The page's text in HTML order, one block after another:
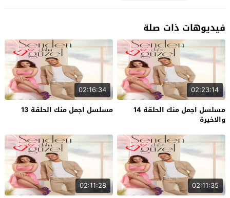
فيديوهات ذات صلة
02:23:14
مسلسل اجمل منك الحلقة 14
والاخيرة
02:16:34
مسلسل اجمل منك الحلقة 13
02:11:35
02:11:28